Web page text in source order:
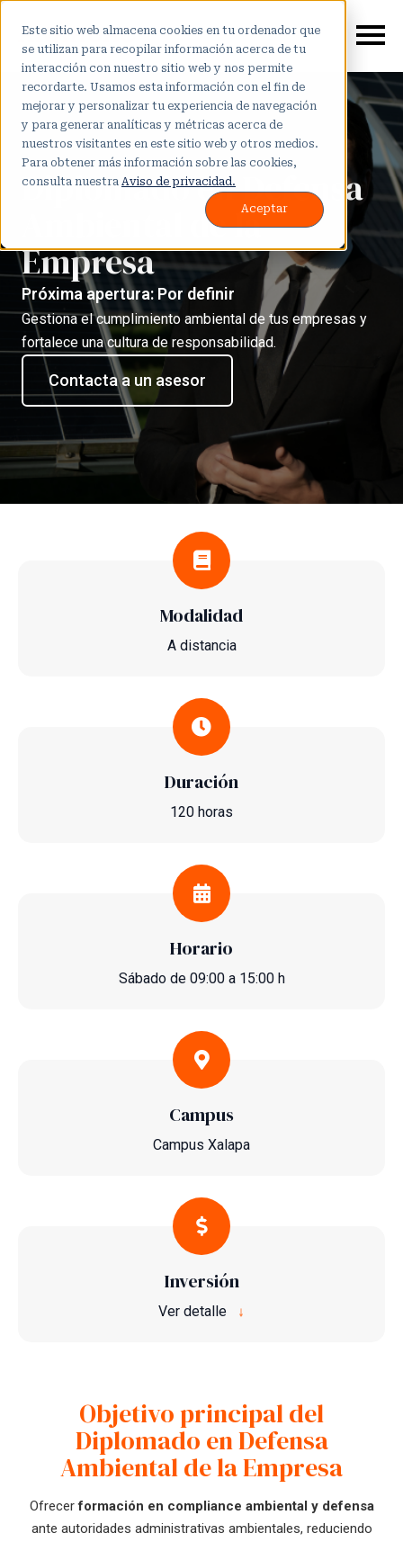
Este sitio web almacena cookies en tu ordenador que
se utilizan para recopilar información acerca de tu
interacción con nuestro sitio web y nos permite
recordarte. Usamos esta información con el fin de
mejorar y personalizar tu experiencia de navegación
y para generar analíticas y métricas acerca de
nuestros visitantes en este sitio web y otros medios.
Para obtener más información sobre las cookies,
consulta nuestra Aviso de privacidad.
Aceptar
Diplomado en Defensa
Ambiental de la
Empresa
Próxima apertura: Por definir
Gestiona el cumplimiento ambiental de tus empresas y
fortalece una cultura de responsabilidad.
Contacta a un asesor
Modalidad
A distancia
Duración
120 horas
Horario
Sábado de 09:00 a 15:00 h
Campus
Campus Xalapa
Inversión
Ver detalle ↓
Objetivo principal del
Diplomado en Defensa
Ambiental de la Empresa
Ofrecerformación en compliance ambiental y defensa
ante autoridades administrativas ambientales, reduciendo